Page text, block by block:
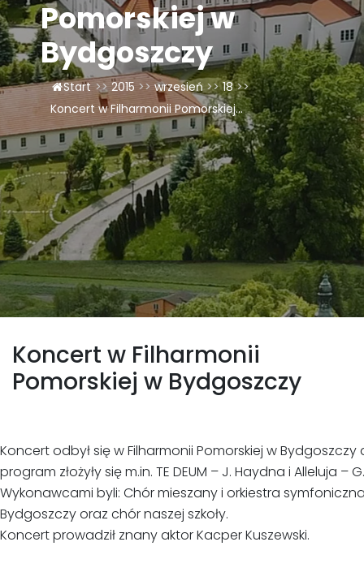
LAOM
Klasztor
1,5%
Kontakt
Pomorskiej w
Bydgoszczy
Start >> 2015 >> wrzesień >> 18 >>
Koncert w Filharmonii Pomorskiej...
Koncert w Filharmonii
Pomorskiej w Bydgoszczy
Koncert odbył się w Filharmonii Pomorskiej w
program złożyły się m.in. TE DEUM – J. Haydna i Alleluja –
Wykonawcami byli: Chór mieszany i orkiestra symfoniczna
Bydgoszczy oraz chór naszej szkoły.
Koncert prowadził znany aktor Kacper Kuszewski.